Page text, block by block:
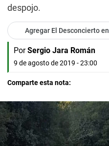
despojo.
Agregar El Desconcierto en
Por Sergio Jara Román
9 de agosto de 2019 - 23:00
Comparte esta nota: